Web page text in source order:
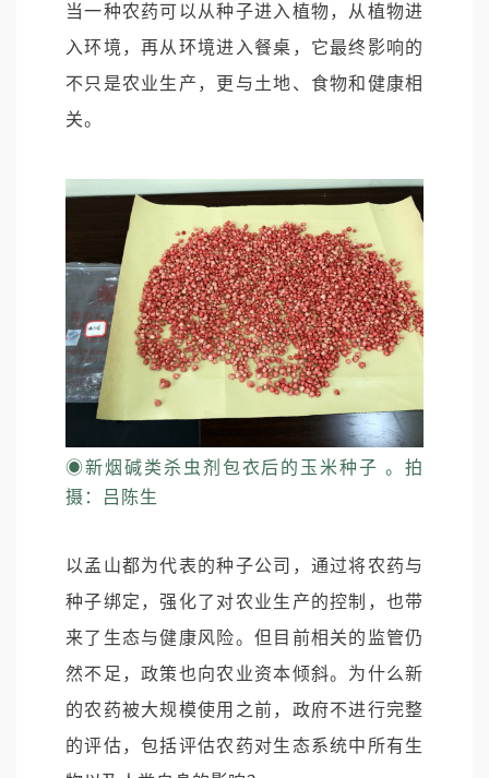
当一种农药可以从种子进入植物，从植物进
入环境，再从环境进入餐桌，它最终影响的
不只是农业生产，更与土地、食物和健康相
关。
◉新烟碱类杀虫剂包衣后的玉米种子 。拍
摄：吕陈生
以孟山都为代表的种子公司，通过将农药与
种子绑定，强化了对农业生产的控制，也带
来了生态与健康风险。但目前相关的监管仍
然不足，政策也向农业资本倾斜。为什么新
的农药被大规模使用之前，政府不进行完整
的评估，包括评估农药对生态系统中所有生